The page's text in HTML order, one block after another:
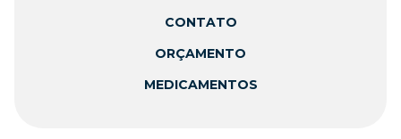
CONTATO
ORÇAMENTO
MEDICAMENTOS